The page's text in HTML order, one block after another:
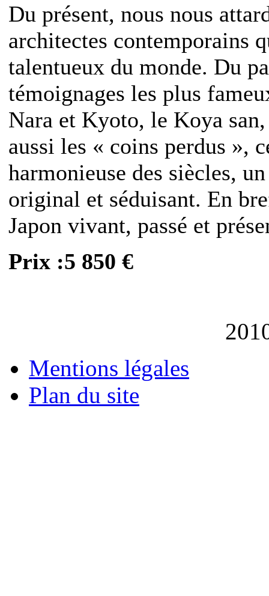
Du présent, nous nous
architectes contemporains
talentueux du monde. Du
témoignages les plus
Nara et Kyoto, le Koya
aussi les « coins perdus »,
harmonieuse des siècles,
original et séduisant. En
Japon vivant, passé et
Prix :5 850 €
Mentions légales
Plan du site